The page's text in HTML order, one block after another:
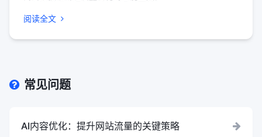
阅读全文
常见问题
AI内容优化：提升网站流量的关键策略